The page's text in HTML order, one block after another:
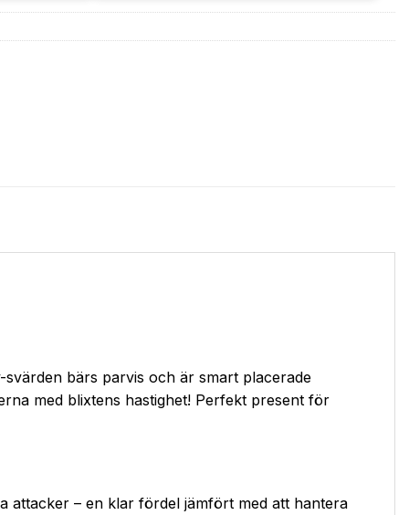
bärs parvis och är smart placerade
med blixtens hastighet! Perfekt present för
attacker – en klar fördel jämfört med att hantera